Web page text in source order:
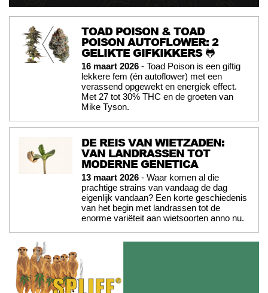
TOAD POISON & TOAD
POISON AUTOFLOWER: 2
GELIKTE GIFKIKKERS 🐸
16 maart 2026 - Toad Poison is een giftig
lekkere fem (én autoflower) met een
verassend opgewekt en energiek effect.
Met 27 tot 30% THC en de groeten van
Mike Tyson.
DE REIS VAN WIETZADEN:
VAN LANDRASSEN TOT
MODERNE GENETICA
13 maart 2026 - Waar komen al die
prachtige strains van vandaag de dag
eigenlijk vandaan? Een korte geschiedenis
van het begin met landrassen tot de
enorme variëteit aan wietsoorten anno nu.